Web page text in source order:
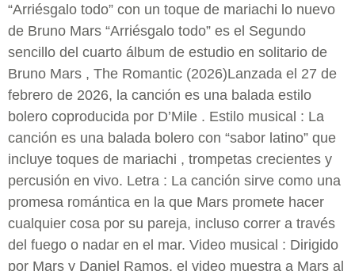
“Arriésgalo todo” con un toque de mariachi lo nuevo
de Bruno Mars “Arriésgalo todo” es el Segundo
sencillo del cuarto álbum de estudio en solitario de
Bruno Mars , The Romantic (2026)Lanzada el 27 de
febrero de 2026, la canción es una balada estilo
bolero coproducida por D’Mile . Estilo musical : La
canción es una balada bolero con “sabor latino” que
incluye toques de mariachi , trompetas crecientes y
percusión en vivo. Letra : La canción sirve como una
promesa romántica en la que Mars promete hacer
cualquier cosa por su pareja, incluso correr a través
del fuego o nadar en el mar. Video musical : Dirigido
por Mars y Daniel Ramos, el video muestra a Mars al